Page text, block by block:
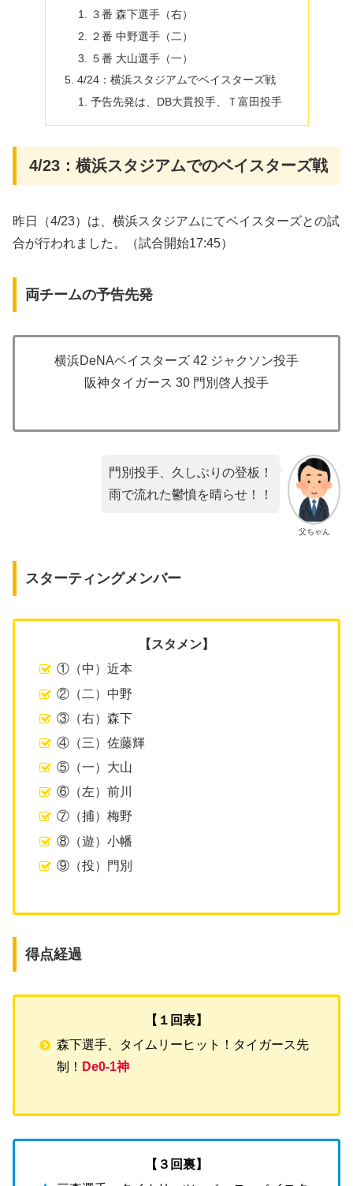
３番 森下選手（右）
２番 中野選手（二）
５番 大山選手（一）
4/24：横浜スタジアムでベイスターズ戦
予告先発は、DB大貫投手、Ｔ富田投手
4/23：横浜スタジアムでのベイスターズ戦
昨日（4/23）は、横浜スタジアムにてベイスターズとの試
合が行われました。（試合開始17:45）
両チームの予告先発
横浜DeNAベイスターズ 42 ジャクソン投手
阪神タイガース 30 門別啓人投手
父ちゃん
門別投手、久しぶりの登板！
雨で流れた鬱憤を晴らせ！！
スターティングメンバー
【スタメン】
①（中）近本
②（二）中野
③（右）森下
④（三）佐藤輝
⑤（一）大山
⑥（左）前川
⑦（捕）梅野
⑧（遊）小幡
⑨（投）門別
得点経過
【１回表】
森下選手、タイムリーヒット！タイガース先
制！ De0-1神
【３回裏】